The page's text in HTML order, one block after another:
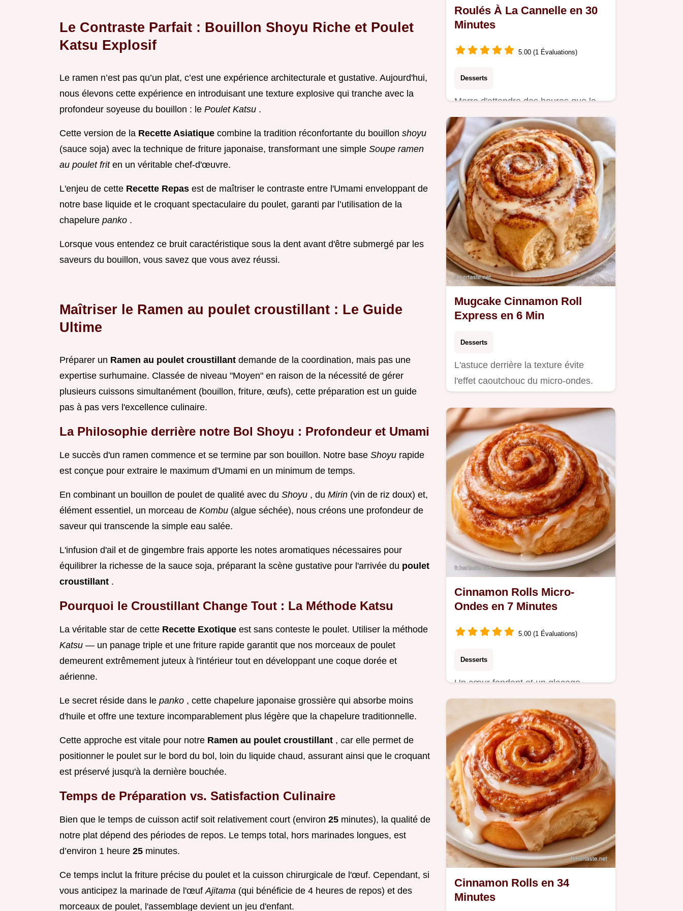
Le Contraste Parfait : Bouillon Shoyu Riche et Poulet
Katsu Explosif
Le ramen n’est pas qu’un plat, c’est une expérience architecturale et gustative. Aujourd'hui,
nous élevons cette expérience en introduisant une texture explosive qui tranche avec la
profondeur soyeuse du bouillon : le Poulet Katsu .
Cette version de la Recette Asiatique combine la tradition réconfortante du bouillon shoyu
(sauce soja) avec la technique de friture japonaise, transformant une simple Soupe ramen
au poulet frit en un véritable chef-d'œuvre.
L'enjeu de cette Recette Repas est de maîtriser le contraste entre l'Umami enveloppant de
notre base liquide et le croquant spectaculaire du poulet, garanti par l’utilisation de la
chapelure panko .
Lorsque vous entendez ce bruit caractéristique sous la dent avant d'être submergé par les
saveurs du bouillon, vous savez que vous avez réussi.
Maîtriser le Ramen au poulet croustillant : Le Guide
Ultime
Préparer un Ramen au poulet croustillant demande de la coordination, mais pas une
expertise surhumaine. Classée de niveau "Moyen" en raison de la nécessité de gérer
plusieurs cuissons simultanément (bouillon, friture, œufs), cette préparation est un guide
pas à pas vers l'excellence culinaire.
La Philosophie derrière notre Bol Shoyu : Profondeur et Umami
Le succès d'un ramen commence et se termine par son bouillon. Notre base Shoyu rapide
est conçue pour extraire le maximum d'Umami en un minimum de temps.
En combinant un bouillon de poulet de qualité avec du Shoyu , du Mirin (vin de riz doux) et,
élément essentiel, un morceau de Kombu (algue séchée), nous créons une profondeur de
saveur qui transcende la simple eau salée.
L'infusion d'ail et de gingembre frais apporte les notes aromatiques nécessaires pour
équilibrer la richesse de la sauce soja, préparant la scène gustative pour l'arrivée du poulet
croustillant .
Pourquoi le Croustillant Change Tout : La Méthode Katsu
La véritable star de cette Recette Exotique est sans conteste le poulet. Utiliser la méthode
Katsu — un panage triple et une friture rapide garantit que nos morceaux de poulet
demeurent extrêmement juteux à l'intérieur tout en développant une coque dorée et
aérienne.
Le secret réside dans le panko , cette chapelure japonaise grossière qui absorbe moins
d'huile et offre une texture incomparablement plus légère que la chapelure traditionnelle.
Cette approche est vitale pour notre Ramen au poulet croustillant , car elle permet de
positionner le poulet sur le bord du bol, loin du liquide chaud, assurant ainsi que le croquant
est préservé jusqu'à la dernière bouchée.
Temps de Préparation vs. Satisfaction Culinaire
Bien que le temps de cuisson actif soit relativement court (environ 25 minutes), la qualité de
notre plat dépend des périodes de repos. Le temps total, hors marinades longues, est
d’environ 1 heure 25 minutes.
Ce temps inclut la friture précise du poulet et la cuisson chirurgicale de l'œuf. Cependant, si
vous anticipez la marinade de l'œufAjitama (qui bénéficie de 4 heures de repos) et des
morceaux de poulet, l'assemblage devient un jeu d'enfant.
Roulés À La Cannelle en 30
Minutes
5.00 (1 Évaluations)
Desserts
Marre d'attendre des heures que la
pâte lève ? Ces Roulés à la cannelle
sans repos sont prêts vite.
Mugcake Cinnamon Roll
Express en 6 Min
Desserts
L'astuce derrière la texture évite
l'effet caoutchouc du micro-ondes.
Cinnamon Rolls Micro-
Ondes en 7 Minutes
5.00 (1 Évaluations)
Desserts
Un cœur fondant et un glaçage
onctueux pour ces Cinnamon rolls au
micro-ondes.
Cinnamon Rolls en 34
Minutes